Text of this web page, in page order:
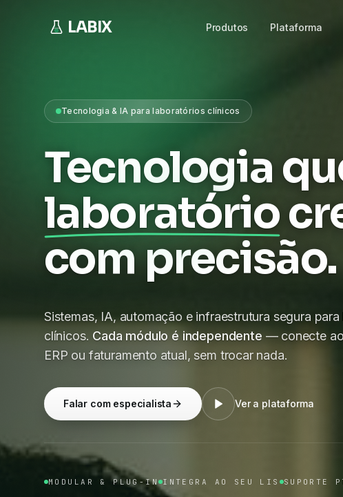
LABIX Produtos Plataforma
Tecnologia & IA para laboratórios clínicos
Tecnologia
laboratório
com precisão.
Sistemas, IA, automação e infraestrutura segura
clínicos. Cada módulo é independente — conecte
ERP ou faturamento atual, sem trocar nada.
Falar com especialista Ver a plataforma
MODULAR & PLUG-IN INTEGRA AO SEU LIS SUPORTE